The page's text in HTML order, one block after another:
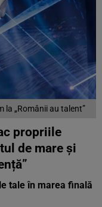
la „Românii au talent”
propriile
de mare și
tale în marea finală